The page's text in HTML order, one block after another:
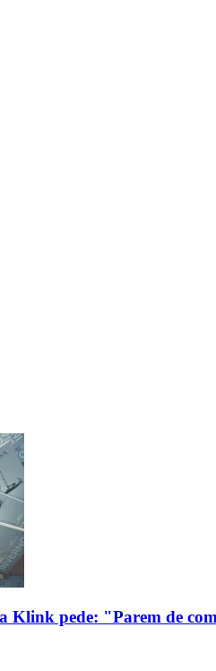
Klink pede: "Parem de